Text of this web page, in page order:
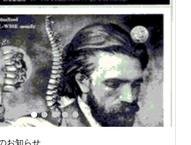
1 2 3 4 5